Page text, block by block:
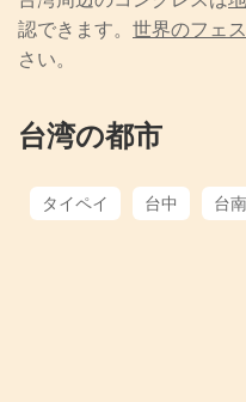
認できます。 世界のフェ
さい。
台湾の都市
タイペイ 台中 台南